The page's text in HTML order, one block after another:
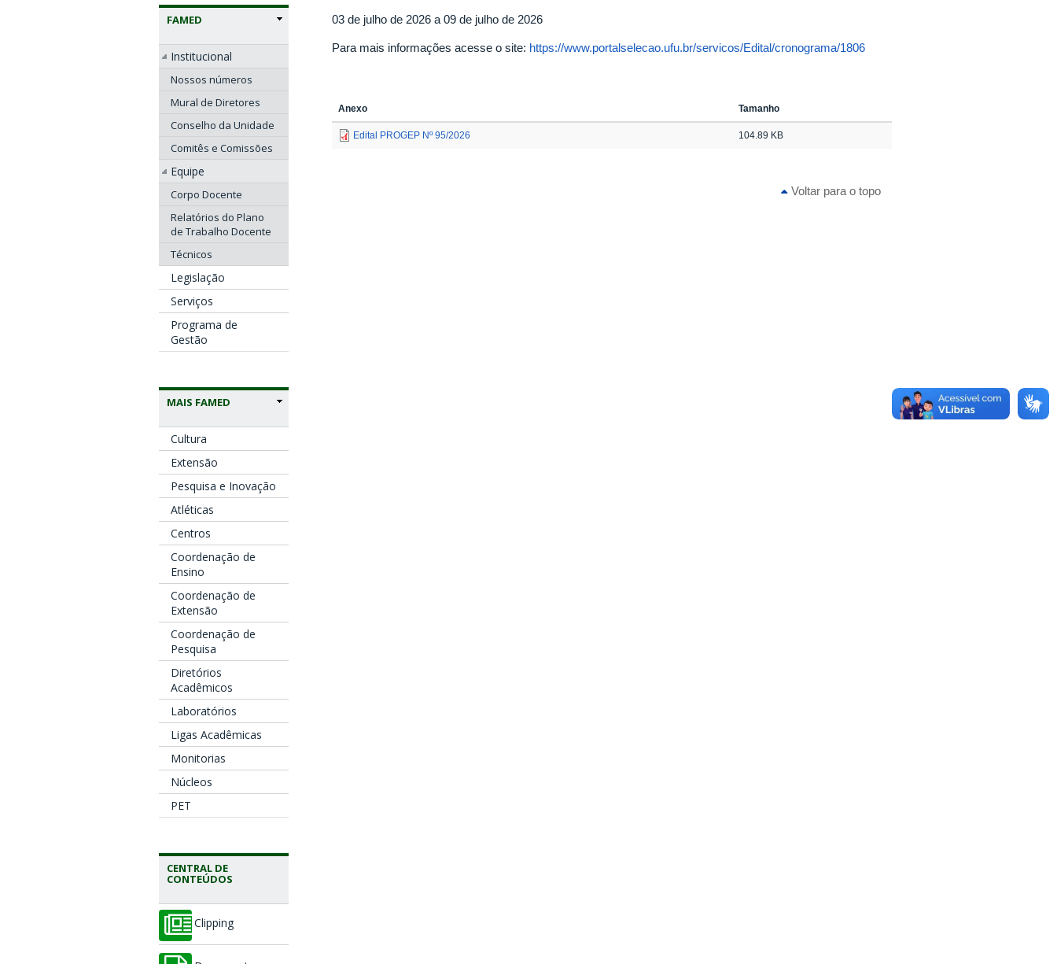
FAMED
Institucional
Nossos números
Mural de Diretores
Conselho da Unidade
Comitês e Comissões
Equipe
Corpo Docente
Relatórios do Plano
de Trabalho Docente
Técnicos
Legislação
Serviços
Programa de
Gestão
MAIS FAMED
Cultura
Extensão
Pesquisa e Inovação
Atléticas
Centros
Coordenação de
Ensino
Coordenação de
Extensão
Coordenação de
Pesquisa
Diretórios
Acadêmicos
Laboratórios
Ligas Acadêmicas
Monitorias
Núcleos
PET
CENTRAL DE
CONTEÚDOS
Clipping
03 de julho de 2026 a 09 de julho de 2026
Para mais informações acesse o site: https://www.portalselecao.ufu.br/servicos/Edital/cronograma/1806
Anexo Tamanho
Edital PROGEP Nº 95/2026 104.89 KB
Voltar para o topo